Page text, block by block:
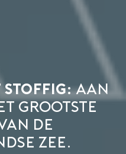
stoffig:Aan
grootste
de
Zee.